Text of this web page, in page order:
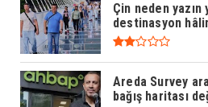
Çin neden
destinasyon
Areda Survey
bağış haritası